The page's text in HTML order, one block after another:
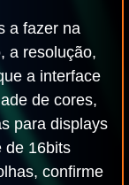
a fazer na
a resolução,
a interface
de cores,
para displays
de 16bits
confirme